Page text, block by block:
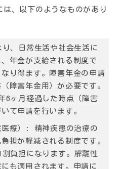
、以下のようなものがあり
、日常生活や社会生活に
年金が支給される制度で
り得ます。障害年金の申請
障害年金用）が必要です。
6ヶ月経過した時点（障害
て申請を行います。
医療）:
精神疾患の治療の
担が軽減される制度です。
負担になります。解離性
も適用されます。申請に